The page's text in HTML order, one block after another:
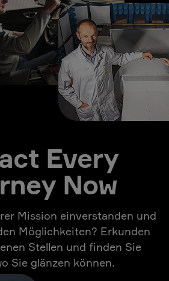
Every
Now
Mission einverstanden und
Möglichkeiten? Erkunden
Stellen und finden Sie
Sie glänzen können.